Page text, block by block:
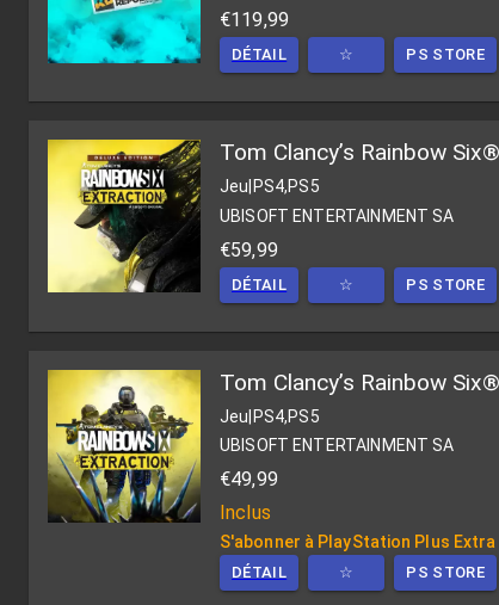
€119,99
DÉTAIL ☆ PS STORE
Tom Clancy’s Rainbow
Jeu PS4,PS5
UBISOFT ENTERTAINMENT SA
€59,99
DÉTAIL ☆ PS STORE
Tom Clancy’s Rainbow
Jeu|PS4,PS5
UBISOFT ENTERTAINMENT SA
€49,99
Inclus
S'abonner à PlayStation Plus
DÉTAIL ☆ PS STORE